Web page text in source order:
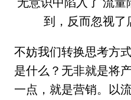
到，反而忽视了
不妨我们转换思考方
是什么？无非就是将
一点，就是营销。以